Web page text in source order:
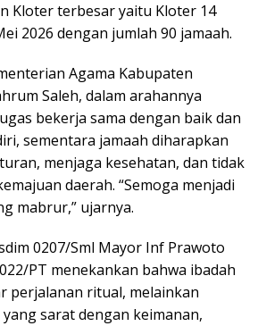
Kloter terbesar yaitu Kloter 14
2026 dengan jumlah 90 jamaah.
Agama Kabupaten
Saleh, dalam arahannya
bekerja sama dengan baik dan
sementara jamaah diharapkan
menjaga kesehatan, dan tidak
daerah. “Semoga menjadi
mabrur,” ujarnya.
0207/Sml Mayor Inf Prawoto
PT menekankan bahwa ibadah
perjalanan ritual, melainkan
sarat dengan keimanan,